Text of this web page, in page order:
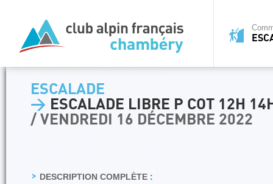
ESCALADE
> ESCALADE LIBRE P COT 12H
/ VENDREDI 16 DÉCEMBRE 2022
DESCRIPTION COMPLÈTE :